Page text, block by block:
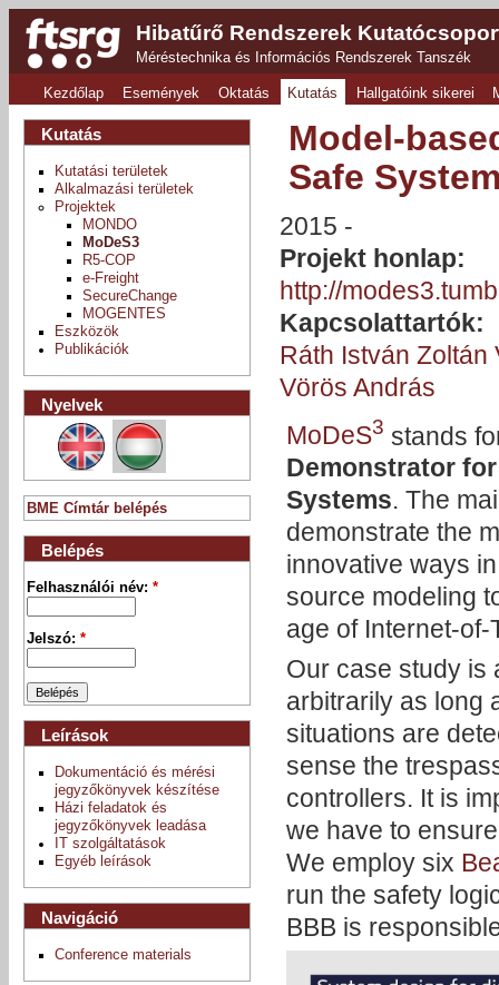
Hibatűrő Rendszerek
Méréstechnika és Információs Rendszerek Tanszék
Kezdőlap Események Oktatás Kutatás Hallgatóink sikerei
Model-
Safe
2015
Projekt honlap:
http://
Kapcsolattartók:
Ráth István Zoltán
Vörös András
MoDeS3 stands
Demonstrator
Systems. The
demonstrate the
innovative ways
source modeling
age of Internet-of-
Our case study is
arbitrarily as long
situations are
sense the
controllers. It is
we have to
We employ six
run the safety
BBB is
Kutatás
Kutatási területek
Alkalmazási területek
Projektek
MONDO
MoDeS3
R5-COP
e-Freight
SecureChange
MOGENTES
Eszközök
Publikációk
Nyelvek
BME Címtár belépés
Belépés
Felhasználói név:*
Jelszó:*
Leírások
Dokumentáció és mérési
jegyzőkönyvek készítése
Házi feladatok és
jegyzőkönyvek leadása
IT szolgáltatások
Egyéb leírások
Navigáció
Conference materials